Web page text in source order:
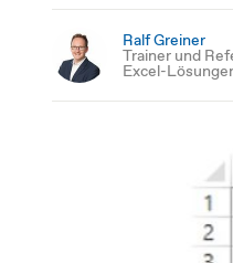
Ralf Greiner
Trainer und
Excel-